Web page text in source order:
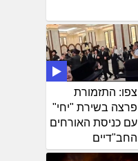
צפו: התזמורת
פרצה בשירת "יחי"
עם כניסת האורחים
החב"דיים